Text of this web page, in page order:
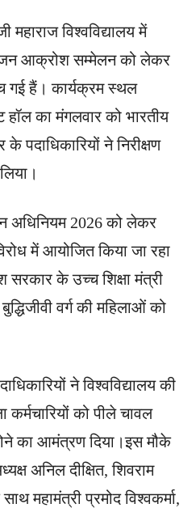
विश्वविद्यालय में
जन आक्रोश सम्मेलन को लेकर
गई हैं। कार्यक्रम स्थल
हॉल का मंगलवार को भारतीय
के पदाधिकारियों ने निरीक्षण
अधिनियम 2026 को लेकर
में आयोजित किया जा रहा
सरकार के उच्च शिक्षा मंत्री
वर्ग की महिलाओं को
ने विश्वविद्यालय की
कर्मचारियों को पीले चावल
का आमंत्रण दिया।इस मौके
अनिल दीक्षित, शिवराम
महामंत्री प्रमोद विश्वकर्मा,